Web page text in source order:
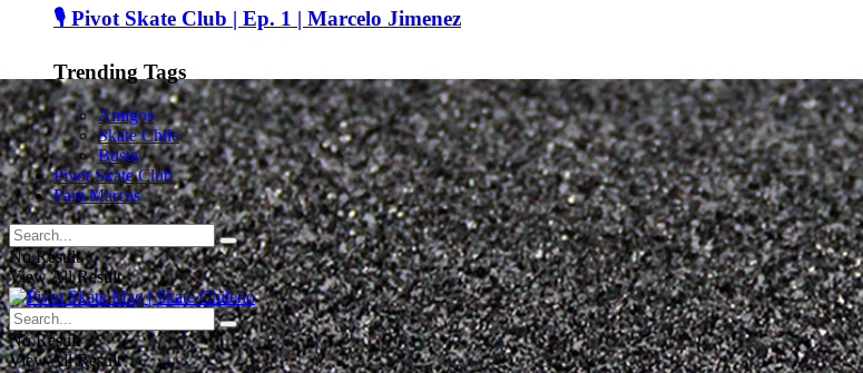
🎙️ Pivot Skate Club | Ep. 1 | Marcelo Jimenez
Trending Tags
Amigos
Skate Chile
Busta
Pivot Skate Club
Para Marcas
No Result
View All Result
No Result
View All Result